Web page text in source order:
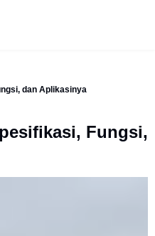
dan Aplikasinya
Fungsi,